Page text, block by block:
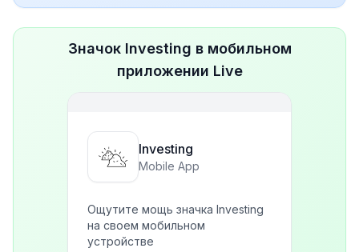
Значок Investing в мобильном
приложении Live
Investing
Mobile App
Ощутите мощь значка Investing
на своем мобильном
устройстве